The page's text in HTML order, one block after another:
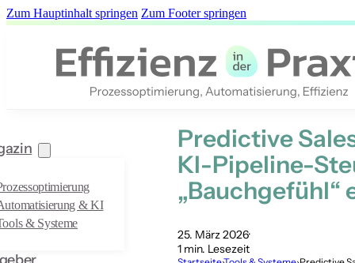
Zum Hauptinhalt springen Zum Footer springen
& KI
& Systeme
Predictive
KI-Pipeline-
„Bauchgefühl“
25. März 2026
1 min. Lesezeit